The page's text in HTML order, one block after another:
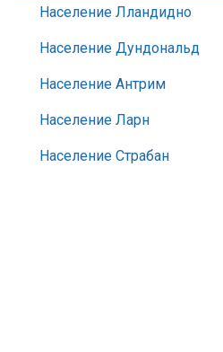
Население Лландидно
Население Дундональд
Население Антрим
Население Ларн
Население Страбан